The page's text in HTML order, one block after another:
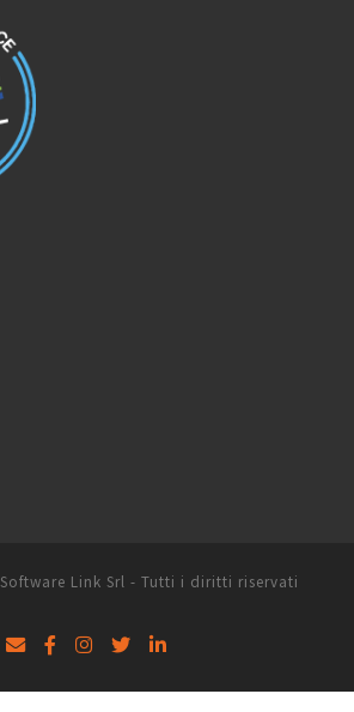
Software Link Srl - Tutti i diritti riservati